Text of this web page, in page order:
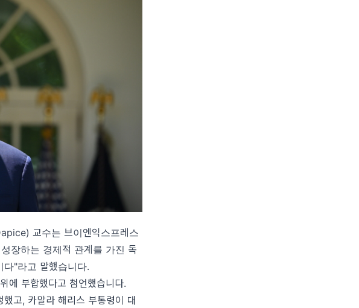
교수는 브이엔익스프레스
장하는 경제적 관계를 가진 독
다"라고 말했습니다.
에 부합했다고 첨언했습니다.
고, 카말라 해리스 부통령이 대